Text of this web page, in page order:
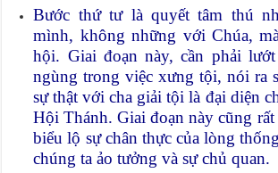
Bước thứ tư là quyết tâm thú
mình, không những với Chúa,
hội. Giai đoạn này, cần phải
ngùng trong việc xưng tội, nói ra
sự thật với cha giải tội là đại diện
Hội Thánh. Giai đoạn này cũng
biểu lộ sự chân thực của lòng
chúng ta ảo tưởng và sự chủ quan.